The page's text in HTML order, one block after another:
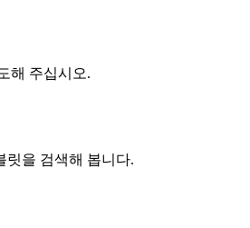
해 주십시오.
릿을 검색해 봅니다.